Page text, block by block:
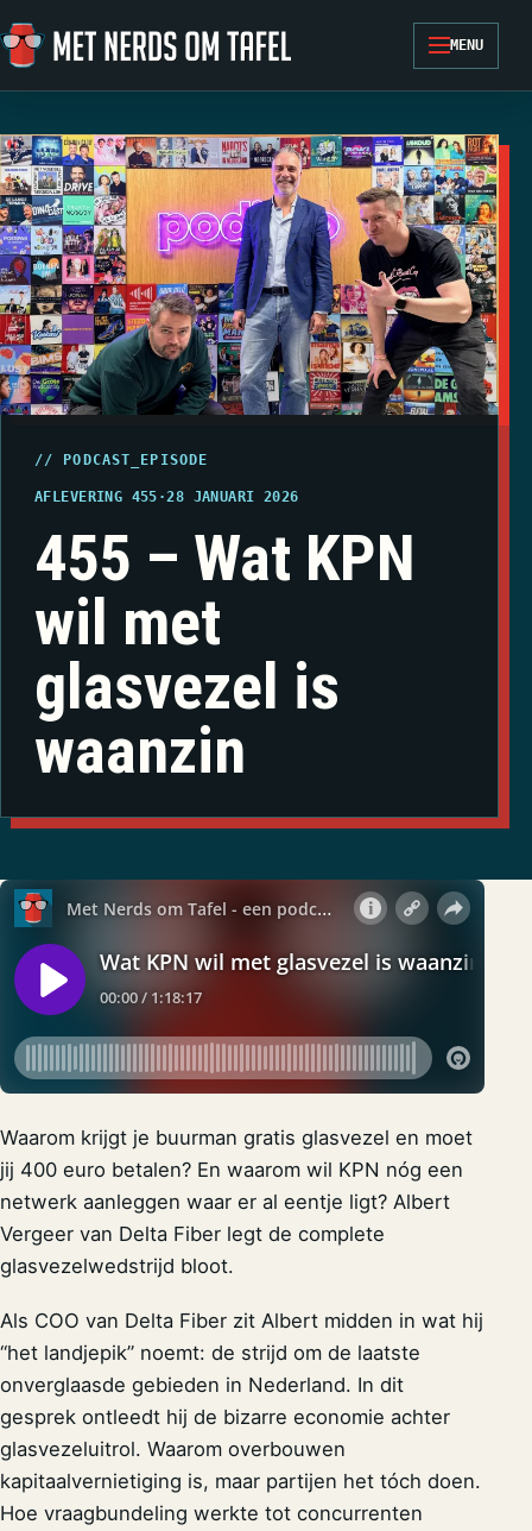
Ga naar de inhoud
MENU
// PODCAST_EPISODE
AFLEVERING 455 ·28 JANUARI 2026
455 – Wat KPN
wil met
glasvezel is
waanzin
Waarom krijgt je buurman gratis glasvezel en moet
jij 400 euro betalen? En waarom wil KPN nóg een
netwerk aanleggen waar er al eentje ligt? Albert
Vergeer van Delta Fiber legt de complete
glasvezelwedstrijd bloot.
Als COO van Delta Fiber zit Albert midden in wat hij
“het landjepik” noemt: de strijd om de laatste
onverglaasde gebieden in Nederland. In dit
gesprek ontleedt hij de bizarre economie achter
glasvezeluitrol. Waarom overbouwen
kapitaalvernietiging is, maar partijen het tóch doen.
Hoe vraagbundeling werkte tot concurrenten